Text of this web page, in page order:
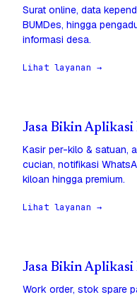
Surat online, data
BUMDes, hingga
informasi desa.
Lihat layanan →
Jasa Bikin
Kasir per-kilo & satuan,
cucian, notifikasi
kiloan hingga premium.
Lihat layanan →
Jasa Bikin
Work order, stok spare